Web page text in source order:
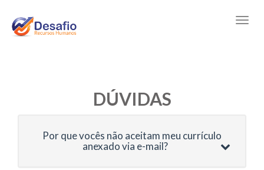
DÚVIDAS
Por que vocês não aceitam meu currículo
anexado via e-mail?